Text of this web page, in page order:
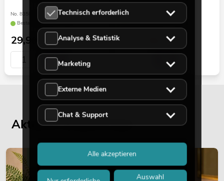
No. 83505105
Bestand reicht ca. 12 Wo.
29,90 €
No. 83505102
Bestand reicht ca. 12 Wo.
16,72€
Aktuelle Blogbeiträge
Technisch erforderlich
Analyse & Statistik
Marketing
Externe Medien
Chat & Support
Auswahl
Alle akzeptieren